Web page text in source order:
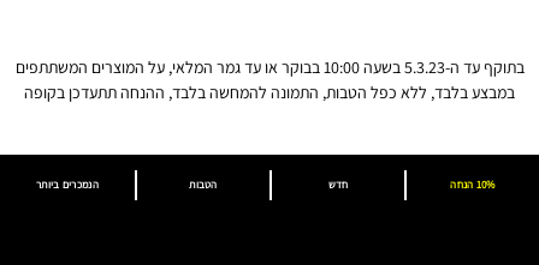
בתוקף עד ה-5.3.23 בשעה 10:00 בבוקר או עד גמר המלאי, על המוצרים המשתתפים
במבצע בלבד, ללא כפל הטבות, התמונה להמחשה בלבד, ההנחה תתעדכן בקופה
הנמכרים ביותר הטבות חדש 10% הנחה